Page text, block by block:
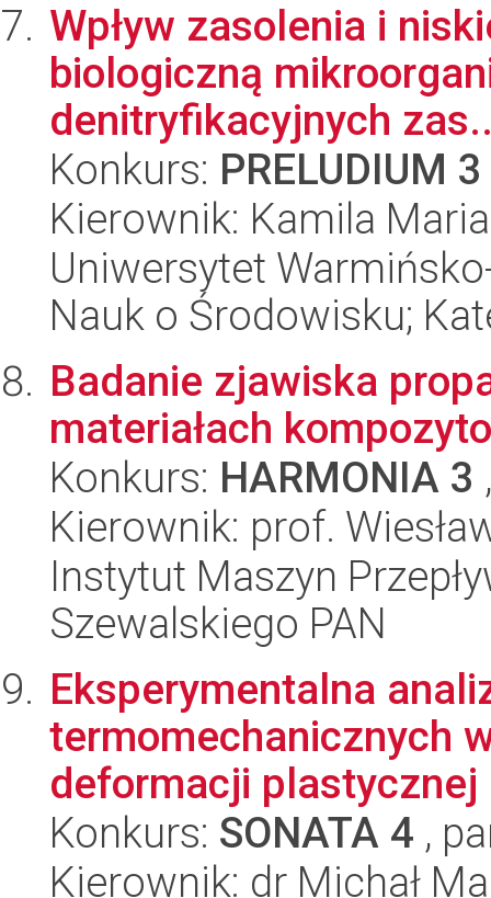
Wpływ zasolenia i
biologiczną
denitryfikacyjnych
Konkurs: PRELUDIUM 3
Kierownik: Kamila
Uniwersytet
Nauk o Środowisku;
Badanie zjawiska
materiałach
Konkurs: HARMONIA 3
Kierownik: prof.
Instytut Maszyn
Szewalskiego PAN
Eksperymentalna
termomechanicznych
deformacji plastycznej
Konkurs: SONATA 4 ,
Kierownik: dr Michał